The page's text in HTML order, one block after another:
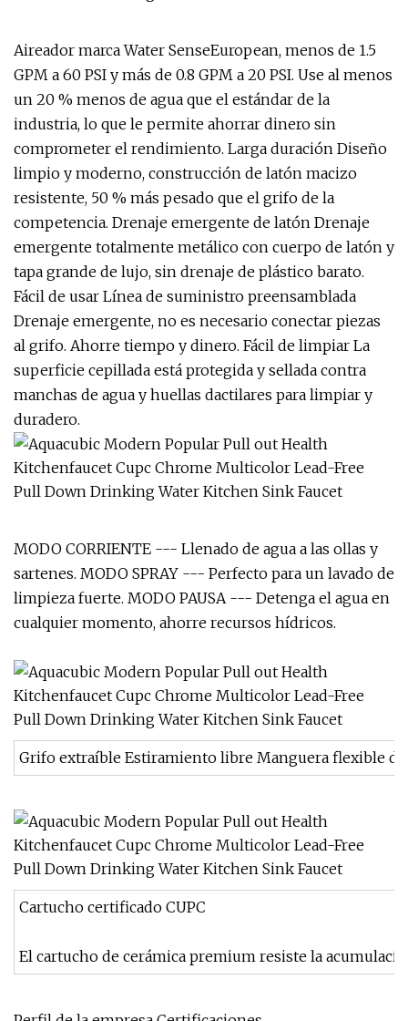
Aireador marca Water SenseEuropean, menos de 1.5
GPM a 60 PSI y más de 0.8 GPM a 20 PSI. Use al menos
un 20 % menos de agua que el estándar de la
industria, lo que le permite ahorrar dinero sin
comprometer el rendimiento. Larga duración Diseño
limpio y moderno, construcción de latón macizo
resistente, 50 % más pesado que el grifo de la
competencia. Drenaje emergente de latón Drenaje
emergente totalmente metálico con cuerpo de latón y
tapa grande de lujo, sin drenaje de plástico barato.
Fácil de usar Línea de suministro preensamblada
Drenaje emergente, no es necesario conectar piezas
al grifo. Ahorre tiempo y dinero. Fácil de limpiar La
superficie cepillada está protegida y sellada contra
manchas de agua y huellas dactilares para limpiar y
duradero.
MODO CORRIENTE --- Llenado de agua a las ollas y
sartenes. MODO SPRAY --- Perfecto para un lavado de
limpieza fuerte. MODO PAUSA --- Detenga el agua en
cualquier momento, ahorre recursos hídricos.
Grifo extraíble Estiramiento libre Manguera flexible de
Cartucho certificado CUPC
El cartucho de cerámica premium resiste la